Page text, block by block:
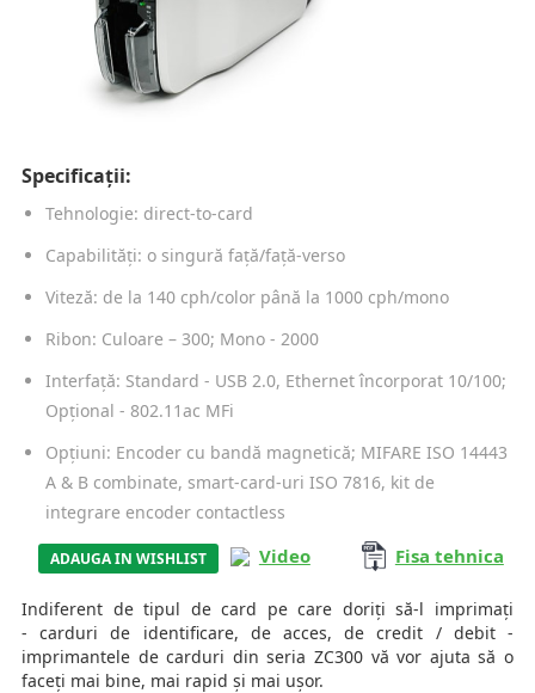
Specificații:
Tehnologie: direct-to-card
Capabilități: o singură față/față-verso
Viteză: de la 140 cph/color până la 1000 cph/mono
Ribon: Culoare – 300; Mono - 2000
Interfață: Standard - USB 2.0, Ethernet încorporat 10/100;
Opțional - 802.11ac MFi
Opțiuni: Encoder cu bandă magnetică; MIFARE ISO 14443
A & B combinate, smart-card-uri ISO 7816, kit de
integrare encoder contactless
ADAUGA IN WISHLIST Video Fisa tehnica
Indiferent de tipul de card pe care doriți să-l imprimați
- carduri de identificare, de acces, de credit / debit -
imprimantele de carduri din seria ZC300 vă vor ajuta să o
faceți mai bine, mai rapid și mai ușor.